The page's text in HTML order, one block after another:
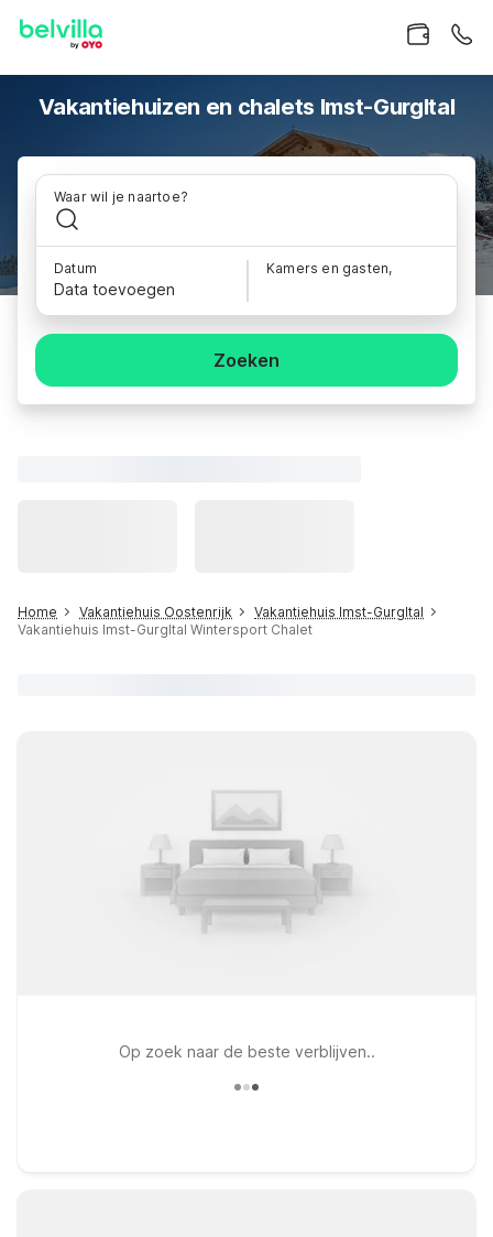
Vakantiehuizen en chalets Imst-Gurgltal
Waar wil je naartoe?
Datum
Data toevoegen
Kamers en gasten,
Zoeken
Home Vakantiehuis Oostenrijk
Vakantiehuis Imst-Gurgltal
Vakantiehuis Imst-Gurgltal Wintersport Chalet
Op zoek naar de beste verblijven..